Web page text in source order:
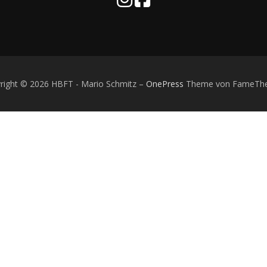
© 2026 HBFT - Mario Schmitz – OnePress Theme von